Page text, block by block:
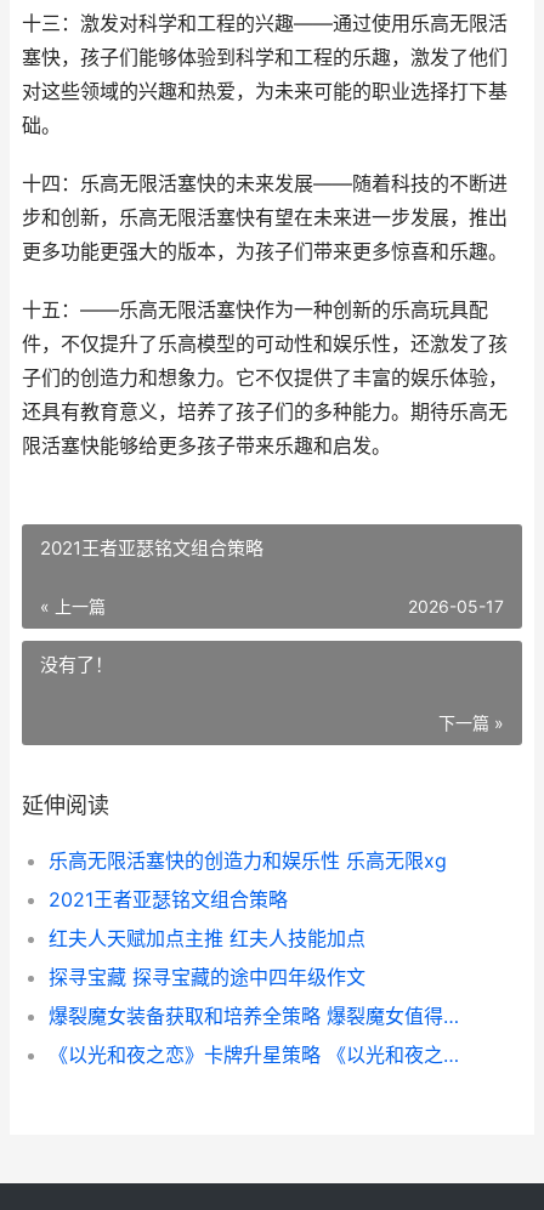
十三：激发对科学和工程的兴趣——通过使用乐高无限活
塞快，孩子们能够体验到科学和工程的乐趣，激发了他们
对这些领域的兴趣和热爱，为未来可能的职业选择打下基
础。
十四：乐高无限活塞快的未来发展——随着科技的不断进
步和创新，乐高无限活塞快有望在未来进一步发展，推出
更多功能更强大的版本，为孩子们带来更多惊喜和乐趣。
十五：——乐高无限活塞快作为一种创新的乐高玩具配
件，不仅提升了乐高模型的可动性和娱乐性，还激发了孩
子们的创造力和想象力。它不仅提供了丰富的娱乐体验，
还具有教育意义，培养了孩子们的多种能力。期待乐高无
限活塞快能够给更多孩子带来乐趣和启发。
2021王者亚瑟铭文组合策略
« 上一篇 2026-05-17
没有了！
下一篇 »
延伸阅读
乐高无限活塞快的创造力和娱乐性 乐高无限xg
2021王者亚瑟铭文组合策略
红夫人天赋加点主推 红夫人技能加点
探寻宝藏 探寻宝藏的途中四年级作文
爆裂魔女装备获取和培养全策略 爆裂魔女值得玩吗
《以光和夜之恋》卡牌升星策略 《以光和夜之恋》小说